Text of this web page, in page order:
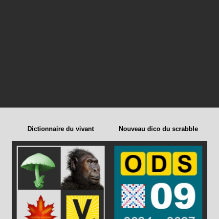
Dictionnaire du vivant Nouveau dico du scrabble